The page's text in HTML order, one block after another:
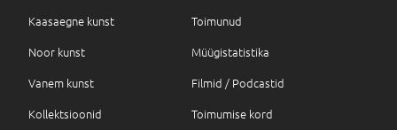
Kaasaegne kunst
Noor kunst
Vanem kunst
Kollektsioonid
Toimunud
Müügistatistika
Filmid / Podcastid
Toimumise kord